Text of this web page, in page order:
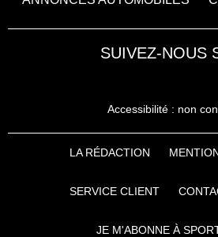
SUIVEZ-NOUS
Accessibilité : non
LA RÉDACTION
SERVICE CLIENT
JE M'ABONNE À